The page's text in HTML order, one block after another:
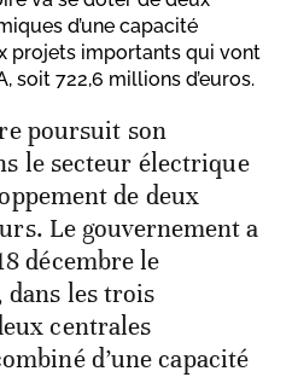
d’une capacité
projets importants qui vont
soit 722,6 millions d’euros.
poursuit son
le secteur électrique
de deux
Le gouvernement a
décembre le
les trois
centrales
d’une capacité